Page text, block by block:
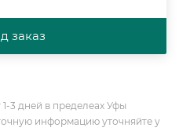
заказ
3 дней в пределеах Уфы
информацию уточняйте у